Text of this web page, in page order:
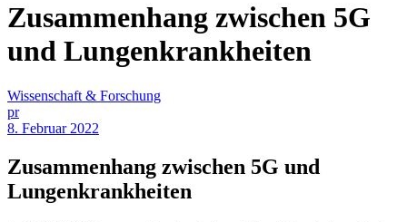
Zusammenhang zwischen 5G
und Lungenkrankheiten
Wissenschaft & Forschung
pr
8. Februar 2022
Zusammenhang zwischen 5G und
Lungenkrankheiten